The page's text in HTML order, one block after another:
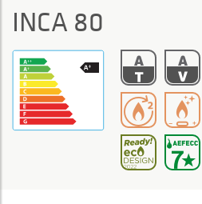
INCA 80